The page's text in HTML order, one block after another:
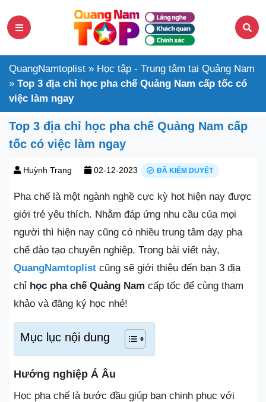
QuangNamtoplist » Học tập - Trung tâm tại Quảng Nam
» Top 3 địa chỉ học pha chế Quảng Nam cấp tốc có
việc làm ngay
Top 3 địa chỉ học pha chế Quảng Nam cấp
tốc có việc làm ngay
Huỳnh Trang 02-12-2023 ĐÃ KIỂM DUYỆT
Pha chế là một ngành nghề cực kỳ hot hiện nay được
giới trẻ yêu thích. Nhằm đáp ứng nhu cầu của mọi
người thì hiện nay cũng có nhiều trung tâm dạy pha
chế đào tạo chuyên nghiệp. Trong bài viết này,
QuangNamtoplist cũng sẽ giới thiệu đến bạn 3 địa
chỉ học pha chế Quảng Nam cấp tốc để cùng tham
khảo và đăng ký học nhé!
Mục lục nội dung
Hướng nghiệp Á Âu
Học pha chế là bước đầu giúp bạn chinh phục với